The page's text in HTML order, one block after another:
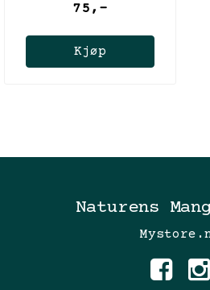
75,-
Kjøp
Naturens